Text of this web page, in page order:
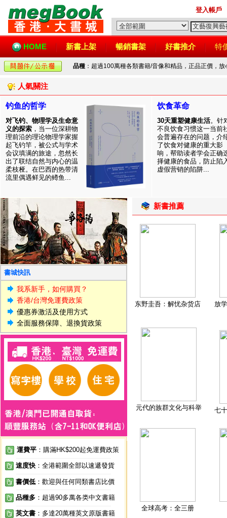
登入帳戶
HOME 新書上架 暢銷書架 好書推介 特
品種 ：超過100萬種各類書籍/音像和精品，正品正價，
人氣關注
钓鱼的哲学
对飞钓、物理学及生命意
义的探索 ，当一位深耕物
理前沿的理论物理学家握
起飞钓竿，被公式与学术
会议填满的旅途，忽然长
出了联结自然与内心的温
柔枝桠。在巴西的热带清
流里偶遇鲜见的鳟鱼...
饮食革命
30天重塑健康生活。针
不良饮食习惯这一当前
会普遍存在的问题，介
了饮食对健康的重大影
响，帮助读者学会正确
择健康的食品，防止陷
虚假营销的陷阱...
書城快訊
我系新手，如何購買？
香港/台灣免運費政策
優惠券激活及使用方式
全面服務保障、退換貨政策
運費平 ：購滿HK$200起免運費政策
速度快 ：全港範圍全部以速遞發貨
書價低 ：歡迎與任何同類書店比價
品種多 ：超過90多萬各类中文書籍
英文書 ：多達20萬種英文原版書籍
新書推薦
东野圭吾：解忧杂货店 放
元代的族群文化与科举 七
全球高考：全三册